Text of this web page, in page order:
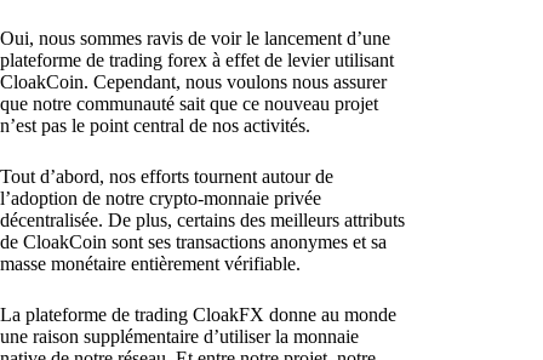
Oui, nous sommes ravis de voir le lancement d’une
plateforme de trading forex à effet de levier utilisant
CloakCoin. Cependant, nous voulons nous assurer
que notre communauté sait que ce nouveau projet
n’est pas le point central de nos activités.
Tout d’abord, nos efforts tournent autour de
l’adoption de notre crypto-monnaie privée
décentralisée. De plus, certains des meilleurs attributs
de CloakCoin sont ses transactions anonymes et sa
masse monétaire entièrement vérifiable.
La plateforme de trading CloakFX donne au monde
une raison supplémentaire d’utiliser la monnaie